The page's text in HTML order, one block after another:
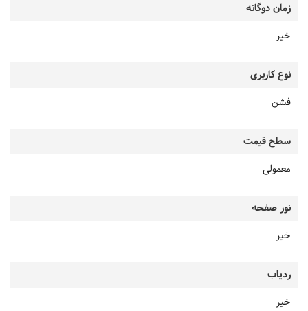
زمان دوگانه
خیر
نوع کاربری
فشن
سطح قیمت
معمولی
نور صفحه
خیر
ردیاب
خیر